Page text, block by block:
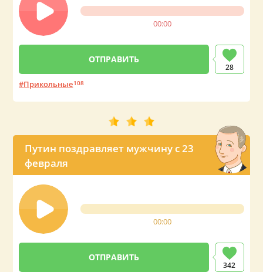
00:00
28
Прикольные108
Путин поздравляет мужчину с 23
февраля
00:00
342